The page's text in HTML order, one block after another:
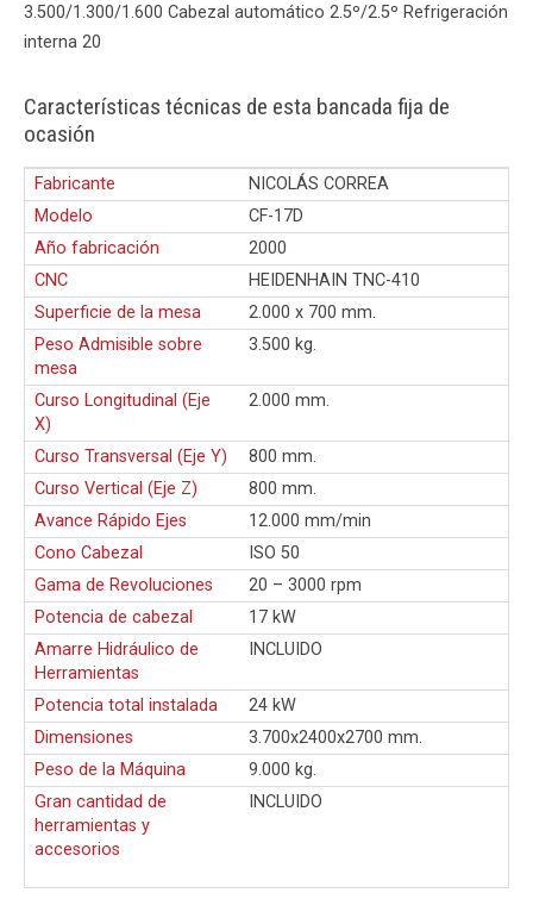
3.500/1.300/1.600 Cabezal automático 2.5º/2.5º Refrigeración
interna 20
Características técnicas de esta bancada fija de
ocasión
Fabricante
NICOLÁS CORREA
Modelo
CF-17D
Año fabricación
2000
CNC
HEIDENHAIN TNC-410
Superficie de la mesa
2.000 x 700 mm.
Peso Admisible sobre
mesa
3.500 kg.
Curso Longitudinal (Eje
X)
2.000 mm.
Curso Transversal (Eje Y)
800 mm.
Curso Vertical (Eje Z)
800 mm.
Avance Rápido Ejes
12.000 mm/min
Cono Cabezal
ISO 50
Gama de Revoluciones
20 – 3000 rpm
Potencia de cabezal
17 kW
Amarre Hidráulico de
Herramientas
INCLUIDO
Potencia total instalada
24 kW
Dimensiones
3.700x2400x2700 mm.
Peso de la Máquina
9.000 kg.
Gran cantidad de
herramientas y
accesorios
INCLUIDO